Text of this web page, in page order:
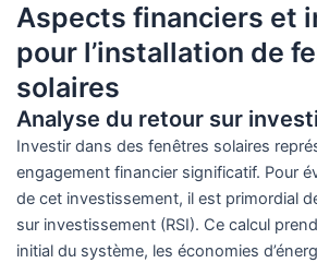
Aspects financiers et
pour l’installation de
solaires
Analyse du retour sur
Investir dans des fenêtres solaires
engagement financier significatif. Pour
de cet investissement, il est primordial
sur investissement (RSI). Ce calcul
initial du système, les économies